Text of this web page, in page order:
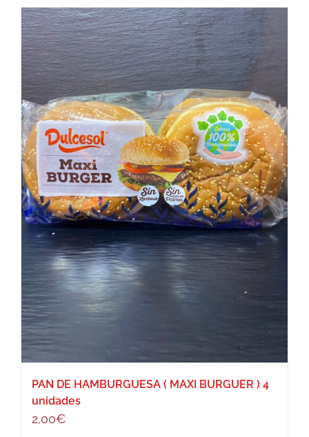
PAN DE HAMBURGUESA ( MAXI BURGUER ) 4
unidades
2,00€